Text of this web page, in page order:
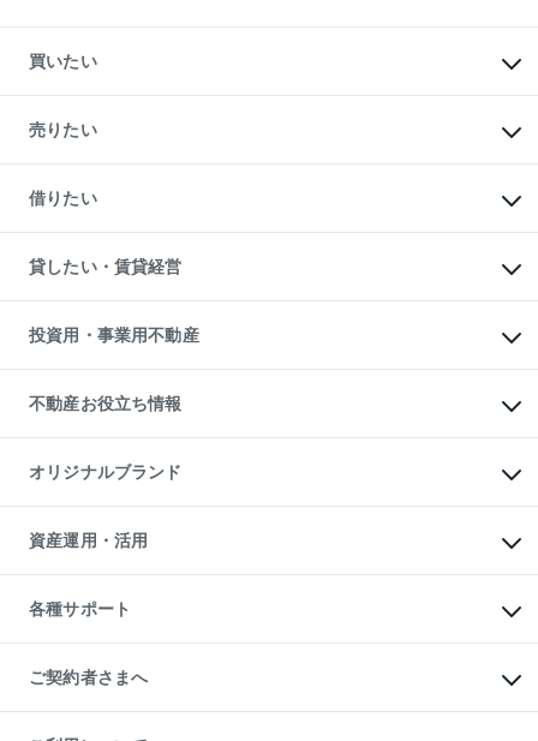
買いたい
新築・分譲マンションの購入
中古マンションの購入
一戸建ての購入
中古一戸建ての購入
不動産購入の流れ
注目キーワード物件特集
購入ガイド
English 繁体中文簡体中文
売りたい
一戸建ての売却・査定
土地の売却・査定
スピードAI査定
不動産査定について
不動産売却の流れ
不動産買換えの流れ
売却ガイド
借りたい
オフィス・店舗の賃貸
借りるときの流れ
借りるガイド
貸したい・賃貸経営
マンション賃料データ
賃貸管理プラン
リロケーションについて
貸すガイド
投資用・事業用不動産
事業用不動産
マンション投資
投資用マンション
アパート経営
収益物件
ビル購入（ビル一棟）
投資用不動産の売却査定
事業用不動産の売却査定
不動産お役立ち情報
マンションライブラリー
人気マンションランキング
暮らしに役立つ不動産メディア
不動産相場・不動産価格情報
不動産コラム・ニュース
不動産用語集
不動産なんでもネット相談室
住まいの税金
オリジナルブランド
一棟リノベーションマンション
L`GENTE（ルジェンテ）
区分リノベーションマンション
投資用一棟レジデンスWELL
不動産小口投資
LEGACIA（レガシア）
資産運用・活用
不動産M&A
アセットマネジメント・出資
各種サポート
相続サポート
リフォームサポート
ご契約者さまへ